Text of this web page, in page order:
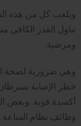
ويلعب كل من هذه
تناول القدر
ومرضية.
وهي ضرورية لصحة
خطر الإصابة بسرطان
أكسدة قوية. وبعض
وظائف نظام